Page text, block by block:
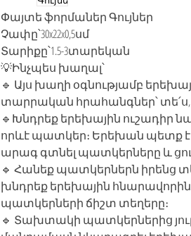
Փայտե ֆորմաներ Գույներ
Չափը՝30x22x0,5սմ
Տարիքը՝1.5-3տարեկան
💡Ինչպես խաղալ՝
🔹 Այս խաղի օգնությամբ
տարրական հրահանգներ՝ տե՛ս,
🔹Խնդրեք երեխային ուշադիր
որևէ պատկեր։ Երեխան պետք
արագ գտնել պատկերները և
🔹 Հանեք պատկերներն իրենց
խնդրեք երեխային
պատկերների ճիշտ տեղերը։
🔹 Տախտակի պատկերներից